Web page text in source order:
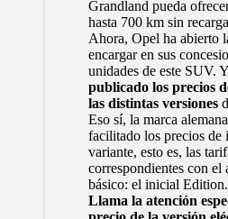
Grandland pueda
hasta 700 km sin
Ahora, Opel ha abierto
encargar en sus
unidades de este SUV.
publicado los precios
las distintas versiones
Eso sí, la marca
facilitado los precios de
variante, esto es, las
correspondientes con el
básico: el inicial Edition.
Llama la atención